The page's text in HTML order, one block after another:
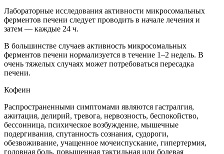
Лабораторные исследования активности микросомальных
ферментов печени следует проводить в начале лечения и
затем — каждые 24 ч.
В большинстве случаев активность микросомальных
ферментов печени нормализуется в течение 1–2 недель. В
очень тяжелых случаях может потребоваться пересадка
печени.
Кофеин
Распространенными симптомами являются гастралгия,
ажитация, делирий, тревога, нервозность, беспокойство,
бессонница, психическое возбуждение, мышечные
подергивания, спутанность сознания, судороги,
обезвоживание, учащенное мочеиспускание, гипертермия,
головная боль, повышенная тактильная или болевая